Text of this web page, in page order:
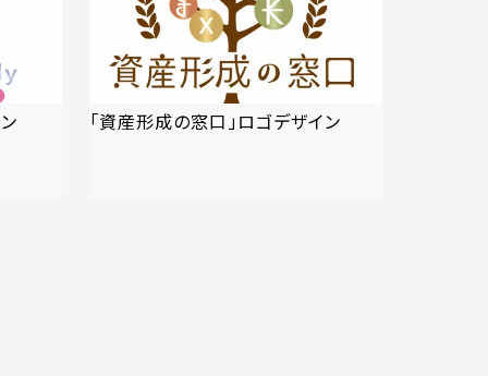
「資産形成の窓口」ロゴデザイン